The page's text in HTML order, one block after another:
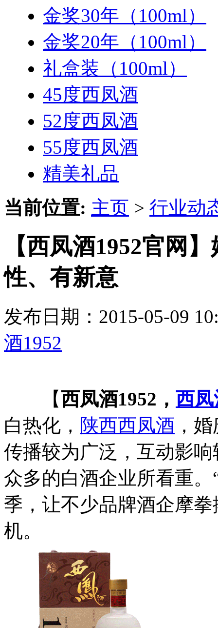
金奖30年（100ml）
金奖20年（100ml）
礼盒装（100ml）
45度西凤酒
52度西凤酒
55度西凤酒
精美礼品
当前位置: 主页 > 行业动
【西凤酒1952官网
性、有新意
发布日期：2015-05-09
酒1952
【西凤酒1952， 西
白热化， 陕西西凤酒 ，
传播较为广泛，互动影
众多的白酒企业所看重
季，让不少品牌酒企摩
机。